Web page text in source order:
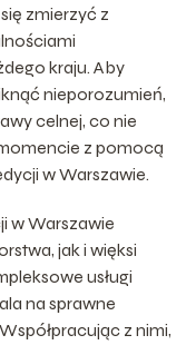
zmierzyć z
kraju. Aby
nieporozumień,
celnej, co nie
z pomocą
w Warszawie.
w Warszawie
jak i więksi
usługi
na sprawne
z nimi,